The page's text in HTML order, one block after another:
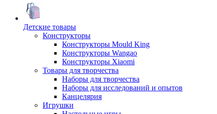
Детские товары
Конструкторы
Конструкторы Mould King
Конструкторы Wangao
Конструкторы Xiaomi
Товары для творчества
Наборы для творчества
Наборы для исследований и опытов
Канцелярия
Игрушки